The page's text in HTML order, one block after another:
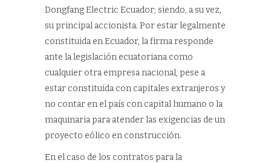
Dongfang Electric Ecuador; siendo, a su vez,
su principal accionista. Por estar legalmente
constituida en Ecuador, la firma responde
ante la legislación ecuatoriana como
cualquier otra empresa nacional, pese a
estar constituida con capitales extranjeros y
no contar en el país con capital humano o la
maquinaria para atender las exigencias de un
proyecto eólico en construcción.
En el caso de los contratos para la